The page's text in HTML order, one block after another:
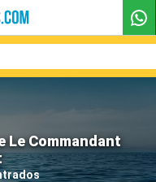
Commandant